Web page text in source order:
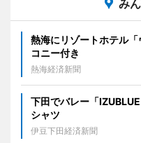
み
熱海にリゾートホテル
コニー付き
熱海経済新聞
下田でバレー「
シャツ
伊豆下田経済新聞